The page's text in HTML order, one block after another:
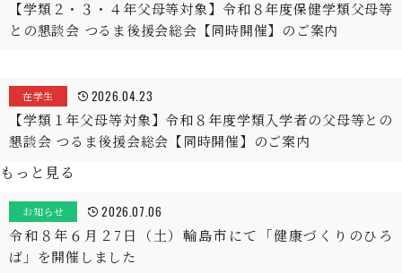
【学類２・３・４年父母等対象】令和８年度保健学類父母等
との懇談会 つるま後援会総会【同時開催】のご案内
在学生 2026.04.23
【学類１年父母等対象】令和８年度学類入学者の父母等との
懇談会 つるま後援会総会【同時開催】のご案内
もっと見る
お知らせ 2026.07.06
令和８年６月２7日（土）輪島市にて「健康づくりのひろ
ば」を開催しました